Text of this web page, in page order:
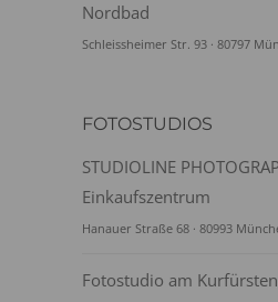
Nordbad
Schleissheimer Str. 93 · 80797
FOTOSTUDIOS
STUDIOLINE
Einkaufszentrum
Hanauer Straße 68 · 80993
Fotostudio am